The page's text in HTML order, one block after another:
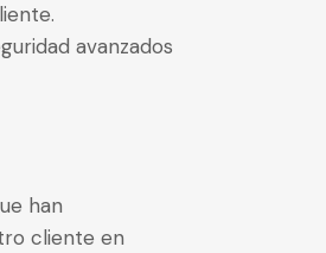
avanzados
han
cliente en